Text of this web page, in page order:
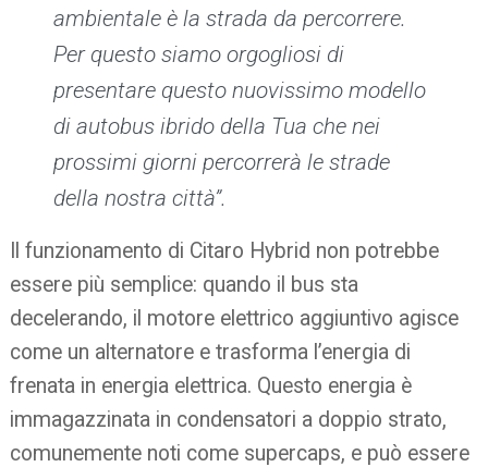
ambientale è la strada da percorrere.
Per questo siamo orgogliosi di
presentare questo nuovissimo modello
di autobus ibrido della Tua che nei
prossimi giorni percorrerà le strade
della nostra città”.
Il funzionamento di Citaro Hybrid non potrebbe
essere più semplice: quando il bus sta
decelerando, il motore elettrico aggiuntivo agisce
come un alternatore e trasforma l’energia di
frenata in energia elettrica. Questo energia è
immagazzinata in condensatori a doppio strato,
comunemente noti come supercaps, e può essere